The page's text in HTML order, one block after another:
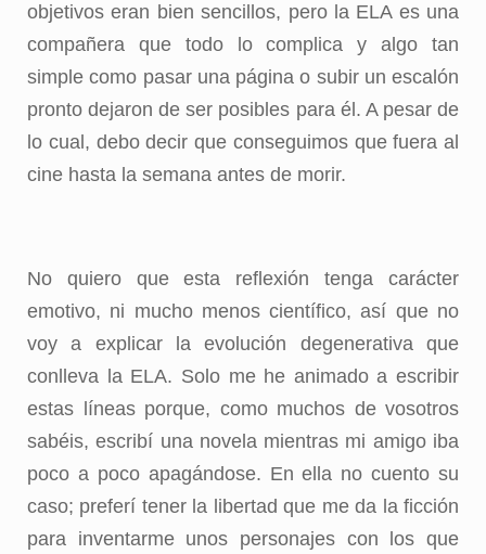
objetivos eran bien sencillos, pero la ELA es una
compañera que todo lo complica y algo tan
simple como pasar una página o subir un escalón
pronto dejaron de ser posibles para él. A pesar de
lo cual, debo decir que conseguimos que fuera al
cine hasta la semana antes de morir.
No quiero que esta reflexión tenga carácter
emotivo, ni mucho menos científico, así que no
voy a explicar la evolución degenerativa que
conlleva la ELA. Solo me he animado a escribir
estas líneas porque, como muchos de vosotros
sabéis, escribí una novela mientras mi amigo iba
poco a poco apagándose. En ella no cuento su
caso; preferí tener la libertad que me da la ficción
para inventarme unos personajes con los que